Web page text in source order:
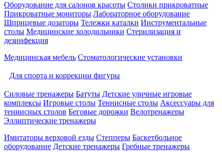
Оборудование для салонов красоты Столики прикроватные
Прикроватные мониторы Лабораторное оборудование
Шприцевые дозаторы Тележки каталки Инструментальные
столы Медицинские холодильники Стерилизация и
дезинфекция
Медицинская мебель Стоматологические установки
Для спорта и коррекции фигуры
Силовые тренажеры Батуты Детские уличные игровые
комплексы Игровые столы Теннисные столы Аксессуары для
теннисных столов Беговые дорожки Велотренажеры
Эллиптические тренажеры
Имитаторы верховой езды Степперы Баскетбольное
оборудование Детские тренажеры Гребные тренажеры